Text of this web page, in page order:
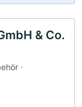
& Co.
·